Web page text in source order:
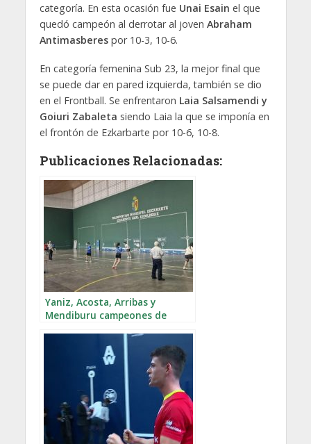
categoría. En esta ocasión fue Unai Esain el que
quedó campeón al derrotar al joven Abraham
Antimasberespor 10-3, 10-6.
En categoría femenina Sub 23, la mejor final que
se puede dar en pared izquierda, también se dio
en el Frontball. Se enfrentaron Laia Salsamendi y
Goiuri Zabaleta siendo Laia la que se imponía en
el frontón de Ezkarbarte por 10-6, 10-8.
Publicaciones Relacionadas:
Yaniz, Acosta, Arribas y
Mendiburu campeones de